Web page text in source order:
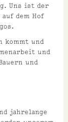
Uns ist der
dem Hof
kommt und
und
und
jahrelange